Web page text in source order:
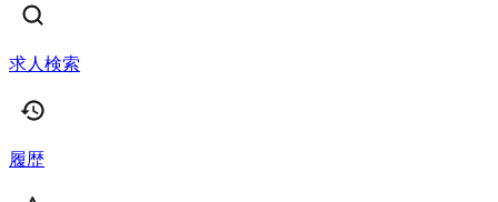
求人検索
履歴